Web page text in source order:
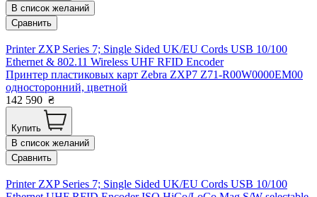
В список желаний
Сравнить
Printer ZXP Series 7; Single Sided UK/EU Cords USB 10/100
Ethernet & 802.11 Wireless UHF RFID Encoder
Принтер пластиковых карт Zebra ZXP7 Z71-R00W0000EM00
односторонний, цветной
142 590 ₴
Купить
В список желаний
Сравнить
Printer ZXP Series 7; Single Sided UK/EU Cords USB 10/100